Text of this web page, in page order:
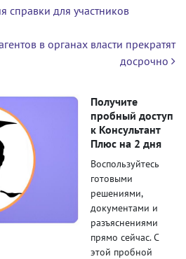
справки для участников
в органах власти прекратят
досрочно
Получите
пробный доступ
к Консультант
Плюс на 2 дня
Воспользуйтесь
готовыми
решениями,
документами и
разъяснениями
прямо сейчас. С
этой пробной